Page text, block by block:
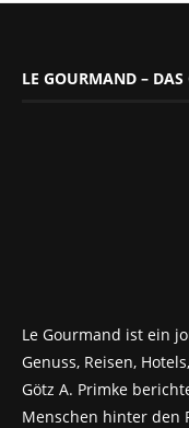
LE GOURMAND –
Le Gourmand ist ein
Genuss, Reisen,
Götz A. Primke
Menschen hinter den